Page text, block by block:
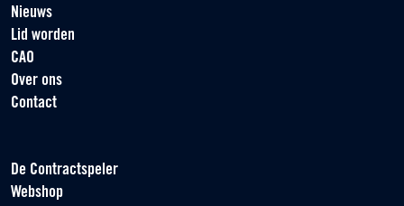
Nieuws
Lid worden
CAO
Over ons
Contact
De Contractspeler
Webshop